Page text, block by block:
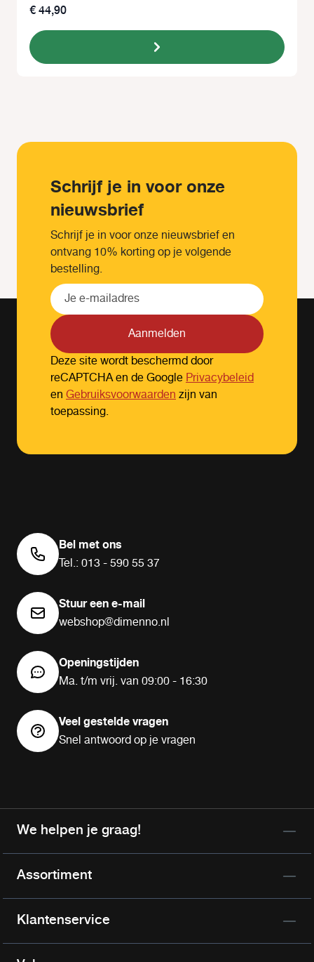
€ 44,90
Schrijf je in voor onze
nieuwsbrief
Schrijf je in voor onze nieuwsbrief en
ontvang 10% korting op je volgende
bestelling.
Aanmelden
Deze site wordt beschermd door
reCAPTCHA en de GooglePrivacybeleid
en Gebruiksvoorwaardenzijn van
toepassing.
Bel met ons
Tel.: 013 - 590 55 37
Stuur een e-mail
webshop@dimenno.nl
Openingstijden
Ma. t/m vrij. van 09:00 - 16:30
Veel gestelde vragen
Snel antwoord op je vragen
We helpen je graag!
Assortiment
Klantenservice